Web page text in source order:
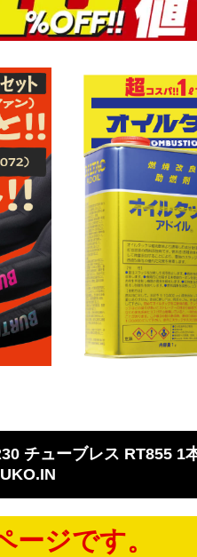
チューブレス RT855 1
ージです。